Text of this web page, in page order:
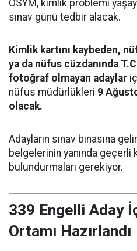
ÖSYM, kimlik problemi
sınav günü tedbir alacak.
Kimlik kartını kaybeden,
ya da nüfus cüzdanında
fotoğraf olmayan adaylar
nüfus müdürlükleri 9
olacak.
Adayların sınav binasına
belgelerinin yanında
bulundurmaları gerekiyor.
339 Engelli Aday
Ortamı Hazırlandı